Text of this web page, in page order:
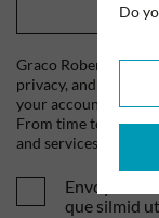
Do
Graco Roberts is
privacy, and we'll
your account and to
From time to time,
and services, as
Envoyez-
que silmid